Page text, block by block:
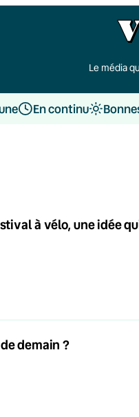
Le média
En continu
à vélo, une idée
demain ?